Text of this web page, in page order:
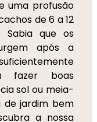
uma profusão
de 6 a 12
Sabia que os
após a
fazer boas
sol ou meia-
de jardim bem
a nossa